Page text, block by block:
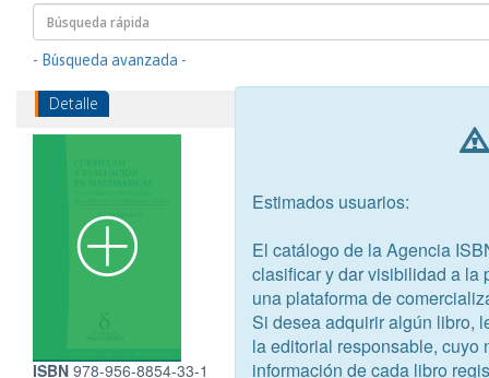
- Búsqueda avanzada -
Detalle
ISBN 978-956-8854-33-1
Estimados usuarios:
El catálogo de la Agencia
clasificar y dar visibilidad a la
una plataforma de
Si desea adquirir algún libro,
la editorial responsable, cuyo
información de cada libro